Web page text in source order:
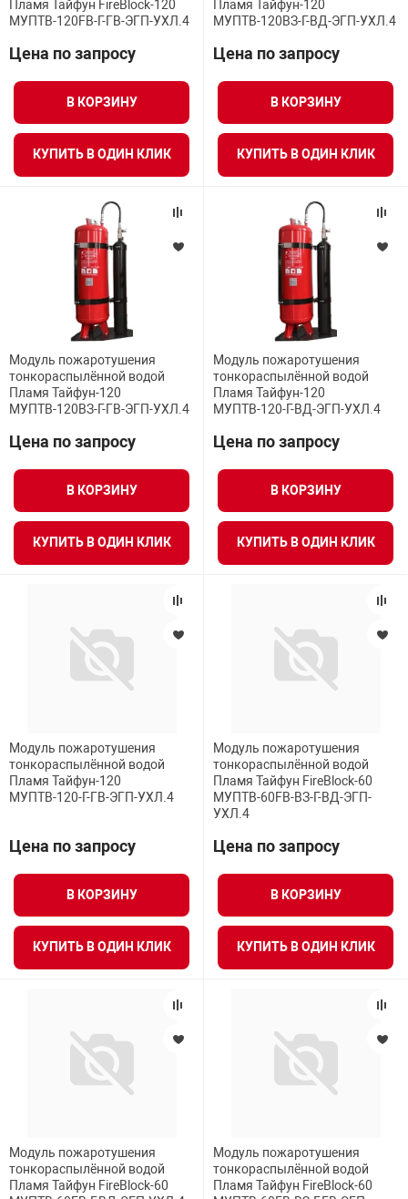
Пламя Тайфун FireBlock-120
МУПТВ-120FB-Г-ГВ-ЭГП-УХЛ.4
Цена по запросу
В КОРЗИНУ
КУПИТЬ В ОДИН КЛИК
Пламя Тайфун-120
МУПТВ-120ВЗ-Г-ВД-ЭГП-УХЛ.4
Цена по запросу
В КОРЗИНУ
КУПИТЬ В ОДИН КЛИК
Модуль пожаротушения
тонкораспылённой водой
Пламя Тайфун-120
МУПТВ-120ВЗ-Г-ГВ-ЭГП-УХЛ.4
Цена по запросу
В КОРЗИНУ
КУПИТЬ В ОДИН КЛИК
Модуль пожаротушения
тонкораспылённой водой
Пламя Тайфун-120
МУПТВ-120-Г-ВД-ЭГП-УХЛ.4
Цена по запросу
В КОРЗИНУ
КУПИТЬ В ОДИН КЛИК
Модуль пожаротушения
тонкораспылённой водой
Пламя Тайфун-120
МУПТВ-120-Г-ГВ-ЭГП-УХЛ.4
Цена по запросу
В КОРЗИНУ
КУПИТЬ В ОДИН КЛИК
Модуль пожаротушения
тонкораспылённой водой
Пламя Тайфун FireBlock-60
МУПТВ-60FB-ВЗ-Г-ВД-ЭГП-
УХЛ.4
Цена по запросу
В КОРЗИНУ
КУПИТЬ В ОДИН КЛИК
Модуль пожаротушения
тонкораспылённой водой
Пламя Тайфун FireBlock-60
Модуль пожаротушения
тонкораспылённой водой
Пламя Тайфун FireBlock-60